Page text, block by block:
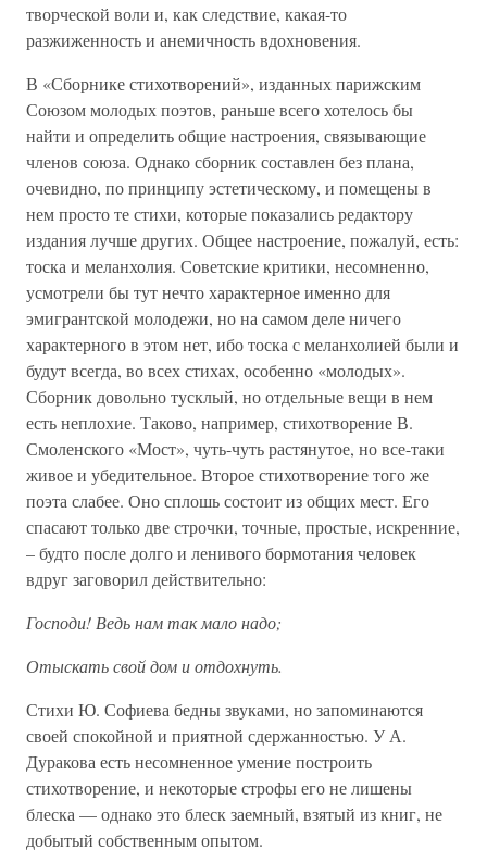
творческой воли и, как следствие, какая-то
разжиженность и анемичность вдохновения.
В «Сборнике стихотворений», изданных парижским
Союзом молодых поэтов, раньше всего хотелось бы
найти и определить общие настроения, связывающие
членов союза. Однако сборник составлен без плана,
очевидно, по принципу эстетическому, и помещены в
нем просто те стихи, которые показались редактору
издания лучше других. Общее настроение, пожалуй, есть:
тоска и меланхолия. Советские критики, несомненно,
усмотрели бы тут нечто характерное именно для
эмигрантской молодежи, но на самом деле ничего
характерного в этом нет, ибо тоска с меланхолией были и
будут всегда, во всех стихах, особенно «молодых».
Сборник довольно тусклый, но отдельные вещи в нем
есть неплохие. Таково, например, стихотворение В.
Смоленского «Мост», чуть-чуть растянутое, но все-таки
живое и убедительное. Второе стихотворение того же
поэта слабее. Оно сплошь состоит из общих мест. Его
спасают только две строчки, точные, простые, искренние,
– будто после долго и ленивого бормотания человек
вдруг заговорил действительно:
Господи! Ведь нам так мало надо;
Отыскать свой дом и отдохнуть.
Стихи Ю. Софиева бедны звуками, но запоми­наются
своей спокойной и приятной сдержанностью. У А.
Дуракова есть несомненное умение построить
стихотворение, и некоторые строфы его не лишены
блеска — однако это блеск заемный, взятый из книг, не
добытый собственным опытом.